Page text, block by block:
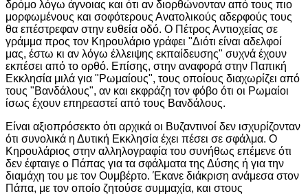
δρόμο λόγω άγνοιας και ότι αν διορθώνονταν από τους πιο
μορφωμένους και σοφότερους Ανατολικούς αδερφούς τους
θα επέστρεφαν στην ευθεία οδό. Ο Πέτρος Αντιοχείας σε
γράμμα προς τον Κηρουλάριο γράφει "Διότι είναι αδελφοί
μας, έστω κι αν λόγω έλλειψης εκπαίδευσης" συχνά έχουν
εκπέσει από το ορθό. Επίσης, στην αναφορά στην Παπική
Εκκλησία μιλά για "Ρωμαίους", τους οποίους διαχωρίζει από
τους "Βανδάλους", αν και εκφράζη τον φόβο ότι οι Ρωμαίοι
ίσως έχουν επηρεαστεί από τους Βανδάλους.
Είναι αξιοπρόσεκτο ότι αρχικά οι Βυζαντινοί δεν ισχυρίζονταν
ότι συνολικά η Δυτική Εκκλησία έχει πέσει σε σφάλμα. Ο
Κηρουλάριος στην αλληλογραφία του συνήθως επέμενε ότι
δεν έφταιγε ο Πάπας για τα σφάλματα της Δύσης ή για την
διαμάχη του με τον Ουμβέρτο. Έκανε διάκριση ανάμεσα στον
Πάπα, με τον οποίο ζητούσε συμμαχία, και στους